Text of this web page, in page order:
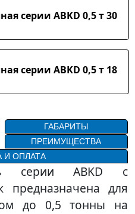
серии ABKD 0,5 т 30
серии ABKD 0,5 т 18
ГАБАРИТЫ
ПРЕИМУЩЕСТВА
И ОПЛАТА
серии ABKD с
для
до 0,5 тонны на